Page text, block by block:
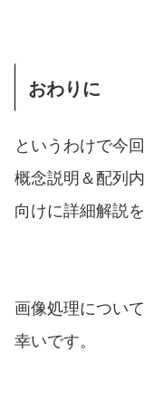
おわりに
というわけで今
概念説明＆配列
向けに詳細解説
画像処理につい
幸いです。